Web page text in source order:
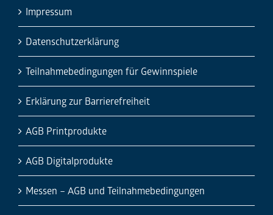
Impressum
Datenschutzerklärung
Teilnahmebedingungen für Gewinnspiele
Erklärung zur Barrierefreiheit
AGB Printprodukte
AGB Digitalprodukte
Messen – AGB und Teilnahmebedingungen